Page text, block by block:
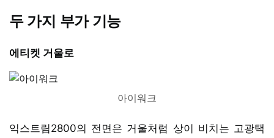
두 가지 부가 기능
에티켓 거울로
아이워크
익스트림2800의 전면은 거울처럼 상이 비치는 고광택